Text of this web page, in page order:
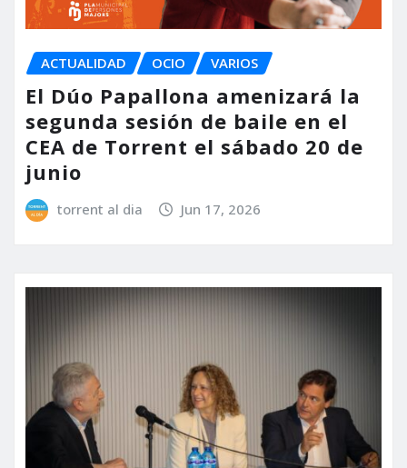
ACTUALIDAD OCIO VARIOS
El Dúo Papallona amenizará la
segunda sesión de baile en el
CEA de Torrent el sábado 20 de
junio
torrent al dia Jun 17, 2026